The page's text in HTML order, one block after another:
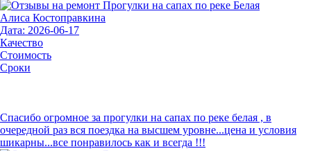
Алиса Костоправкина
Дата: 2026-06-17
Качество
Стоимость
Сроки
Спасибо огромное за прогулки на сапах по реке белая , в
очередной раз вся поездка на высшем уровне...цена и условия
шикарны...все понравилось как и всегда !!!